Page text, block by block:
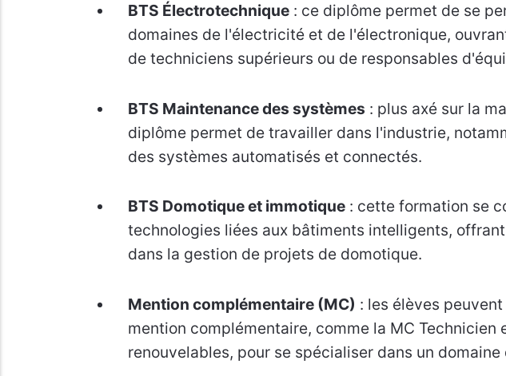
BTS Électrotechnique: ce diplôme permet de se
domaines de l'électricité et de l'électronique,
de techniciens supérieurs ou de responsables
BTS Maintenance des systèmes : plus axé sur la
diplôme permet de travailler dans l'industrie,
des systèmes automatisés et connectés.
BTS Domotique et immotique: cette formation se
technologies liées aux bâtiments intelligents,
dans la gestion de projets de domotique.
Mention complémentaire (MC) : les élèves
mention complémentaire, comme la MC Technicien
renouvelables, pour se spécialiser dans un domaine